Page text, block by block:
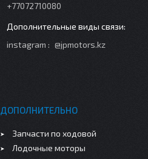
+77072710080
instagram @jpmotors.kz
ДОПОЛНИТЕЛЬНО
Запчасти по ходовой
Лодочные моторы